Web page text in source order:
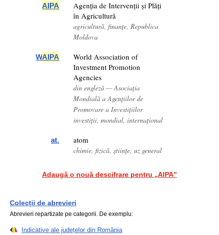
AIPA
Agenția de Intervenții și Plăți
în Agricultură
agricultură, finanțe, Republica
Moldova
WAIPA
World Association of
Investment Promotion
Agencies
din engleză — Asociația
Mondială a Agențiilor de
Promovare a Investițiilor
investiții, mondial, internațional
at. atom
chimie, fizică, științe, uz general
Adaugă o nouă descifrare pentru „AIPA”
Colecții de abrevieri
Abrevieri repartizate pe categorii. De exemplu:
Indicative ale județelor din România